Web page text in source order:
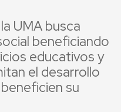
UMA busca
beneficiando
educativos y
el desarrollo
su